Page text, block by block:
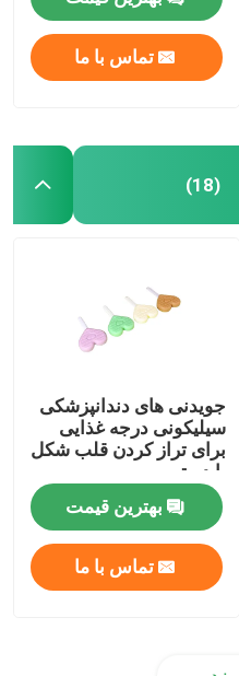
تماس با ما
(18)
جویدنی های دندانپزشکی
سیلیکونی درجه غذایی
برای تراز کردن قلب شکل
با دسته
بهترین قیمت
تماس با ما